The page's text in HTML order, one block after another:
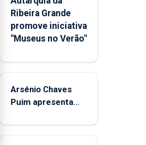
na
Rede
Municipal
de
aos
durante
o
de
Ribeira Grande
promove iniciativa
"Museus no Verão"
Arsénio Chaves
Puim apresenta
de Vila do Porto